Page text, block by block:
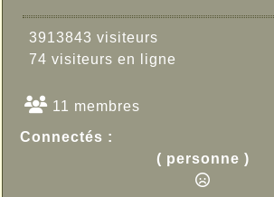
3913843 visiteurs
74 visiteurs en ligne
11 membres
Connectés :
( personne )